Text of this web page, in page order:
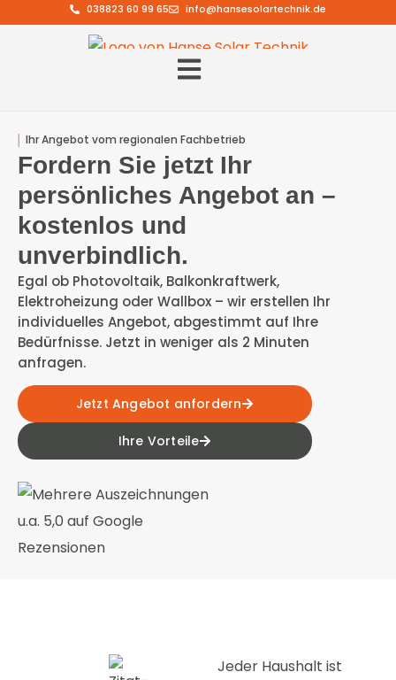
038823 60 99 65 info@hansesolartechnik.de
Ihr Angebot vom regionalen Fachbetrieb
Fordern Sie jetzt Ihr
persönliches Angebot an –
kostenlos und
unverbindlich.
Egal ob Photovoltaik, Balkonkraftwerk,
Elektroheizung oder Wallbox – wir erstellen Ihr
individuelles Angebot, abgestimmt auf Ihre
Bedürfnisse. Jetzt in weniger als 2 Minuten
anfragen.
Jetzt Angebot anfordern
Ihre Vorteile
Jeder Haushalt ist